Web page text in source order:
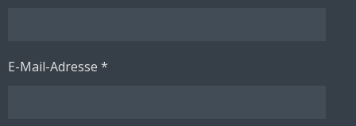
E-Mail-Adresse *